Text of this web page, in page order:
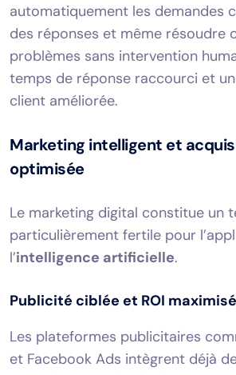
automatiquement les demandes
des réponses et même résoudre
problèmes sans intervention
temps de réponse raccourci et
client améliorée.
Marketing intelligent et
optimisée
Le marketing digital constitue un
particulièrement fertile pour
l’intelligence artificielle.
Publicité ciblée et ROI maximisé
Les plateformes publicitaires
et Facebook Ads intègrent déjà